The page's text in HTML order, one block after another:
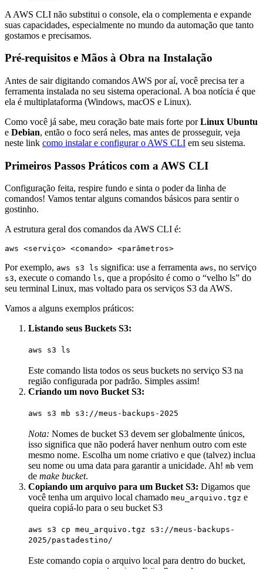
A AWS CLI não substitui o console, ela o complementa e expande
suas capacidades, especialmente no mundo da automação que tanto
gostamos e precisamos.
Pré-requisitos e Mãos à Obra na Instalação
Antes de sair digitando comandos AWS por aí, você precisa ter a
ferramenta instalada no seu sistema operacional. A boa notícia é que
ela é multiplataforma (Windows, macOS e Linux).
Como você já sabe, meu coração bate mais forte porLinux Ubuntu
e Debian, então o foco será neles, mas antes de prosseguir, veja
neste link como instalar e configurar o AWS CLI em seu sistema.
Primeiros Passos Práticos com a AWS CLI
Configuração feita, respire fundo e sinta o poder da linha de
comandos! Vamos tentar alguns comandos básicos para sentir o
gostinho.
A estrutura geral dos comandos da AWS CLI é:
aws <serviço> <comando> <parâmetros>
Por exemplo, aws s3 ls significa: use a ferramenta aws, no serviço
s3, execute o comando ls, que a propósito é como o “velho ls” do
seu terminal Linux, mas voltado para os serviços S3 da AWS.
Vamos a alguns exemplos práticos:
Listando seus Buckets S3:
aws s3 ls
Este comando lista todos os seus buckets no serviço S3 na
região configurada por padrão. Simples assim!
Criando um novo Bucket S3:
aws s3 mb s3://meus-backups-2025
Nota: Nomes de bucket S3 devem ser globalmente únicos,
isso significa que não poderá haver nenhum outro com este
mesmo nome. Escolha um nome criativo e que (talvez) inclua
seu nome ou uma data para garantir a unicidade. Ah! mb vem
de make bucket.
Copiando um arquivo para um Bucket S3: Digamos que
você tenha um arquivo local chamado meu_arquivo.tgz e
queira copiá-lo para o seu bucket S3
aws s3 cp meu_arquivo.tgz s3://meus-backups-
2025/pastadestino/
Este comando copia o arquivo local para dentro do bucket,